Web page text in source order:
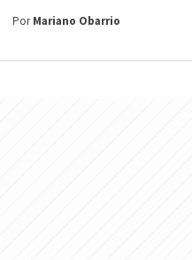
PorMariano Obarrio